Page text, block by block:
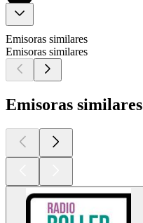
Emisoras similares
Emisoras similares
Emisoras similares